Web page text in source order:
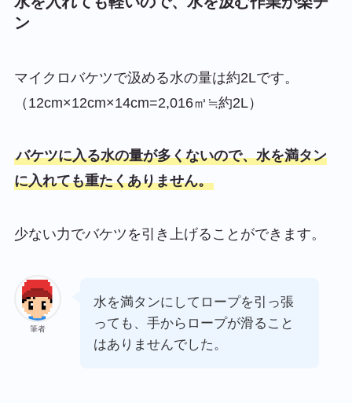
ン
マイクロバケツで汲める水の量は約2Lです。
（12cm×12cm×14cm=2,016㎥≒約2L）
バケツに入る水の量が多くないので、水を満タン
に入れても重たくありません。
少ない力でバケツを引き上げることができます。
筆者
水を満タンにしてロープを引っ張
っても、手からロープが滑ること
はありませんでした。